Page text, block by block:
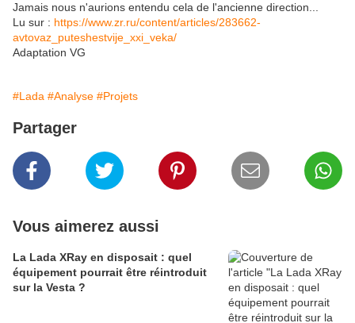
Jamais nous n'aurions entendu cela de l'ancienne direction...
Lu sur : https://www.zr.ru/content/articles/283662-
avtovaz_puteshestvije_xxi_veka/
Adaptation VG
#Lada #Analyse #Projets
Partager
Vous aimerez aussi
La Lada XRay en disposait : quel
équipement pourrait être réintroduit
sur la Vesta ?